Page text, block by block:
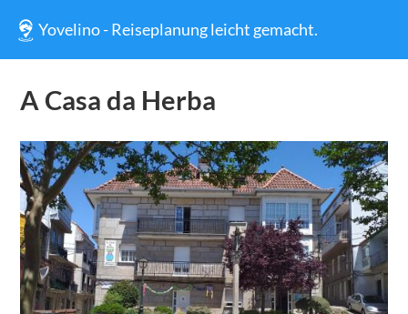
Yovelino - Reiseplanung leicht gemacht.
A Casa da Herba